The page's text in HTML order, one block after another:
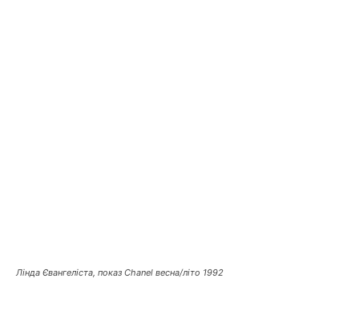
Лінда Євангеліста, показ Chanel весна/літо 1992